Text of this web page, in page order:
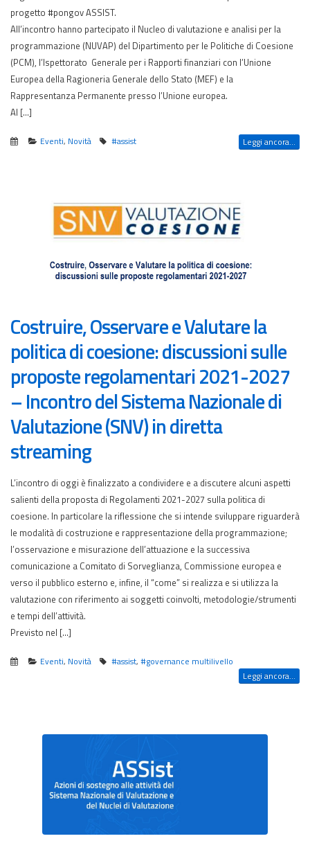
progetto #pongov ASSIST.
All’incontro hanno partecipato il Nucleo di valutazione e analisi per la
programmazione (NUVAP) del Dipartimento per le Politiche di Coesione
(PCM), l’Ispettorato Generale per i Rapporti finanziari con l’Unione
Europea della Ragioneria Generale dello Stato (MEF) e la
Rappresentanza Permanente presso l’Unione europea.
Al […]
Eventi, Novità #assist Leggi ancora...
Costruire, Osservare e Valutare la
politica di coesione: discussioni sulle
proposte regolamentari 2021-2027
– Incontro del Sistema Nazionale di
Valutazione (SNV) in diretta
streaming
L’incontro di oggi è finalizzato a condividere e a discutere alcuni aspetti
salienti della proposta di Regolamenti 2021-2027 sulla politica di
coesione. In particolare la riflessione che si intende sviluppare riguarderà
le modalità di costruzione e rappresentazione della programmazione;
l’osservazione e misurazione dell’attuazione e la successiva
comunicazione a Comitato di Sorveglianza, Commissione europea e
verso il pubblico esterno e, infine, il “come” si realizza e si utilizza la
valutazione con riferimento ai soggetti coinvolti, metodologie/strumenti
e tempi dell’attività.
Previsto nel […]
Eventi, Novità #assist,#governance multilivello
Leggi ancora...